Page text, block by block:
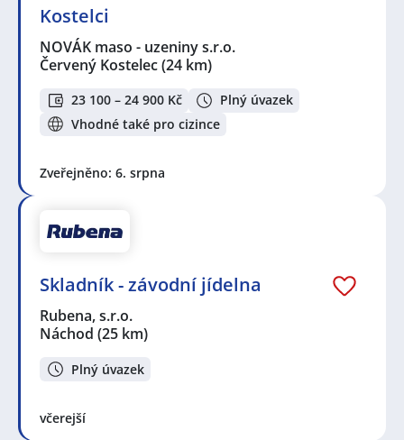
Kostelci
NOVÁK maso - uzeniny s.r.o.
Červený Kostelec(24 km)
23 100 – 24 900 Kč
Plný úvazek
Vhodné také pro cizince
Zveřejněno: 6. srpna
Skladník - závodní jídelna
Rubena, s.r.o.
Náchod (25 km)
Plný úvazek
včerejší